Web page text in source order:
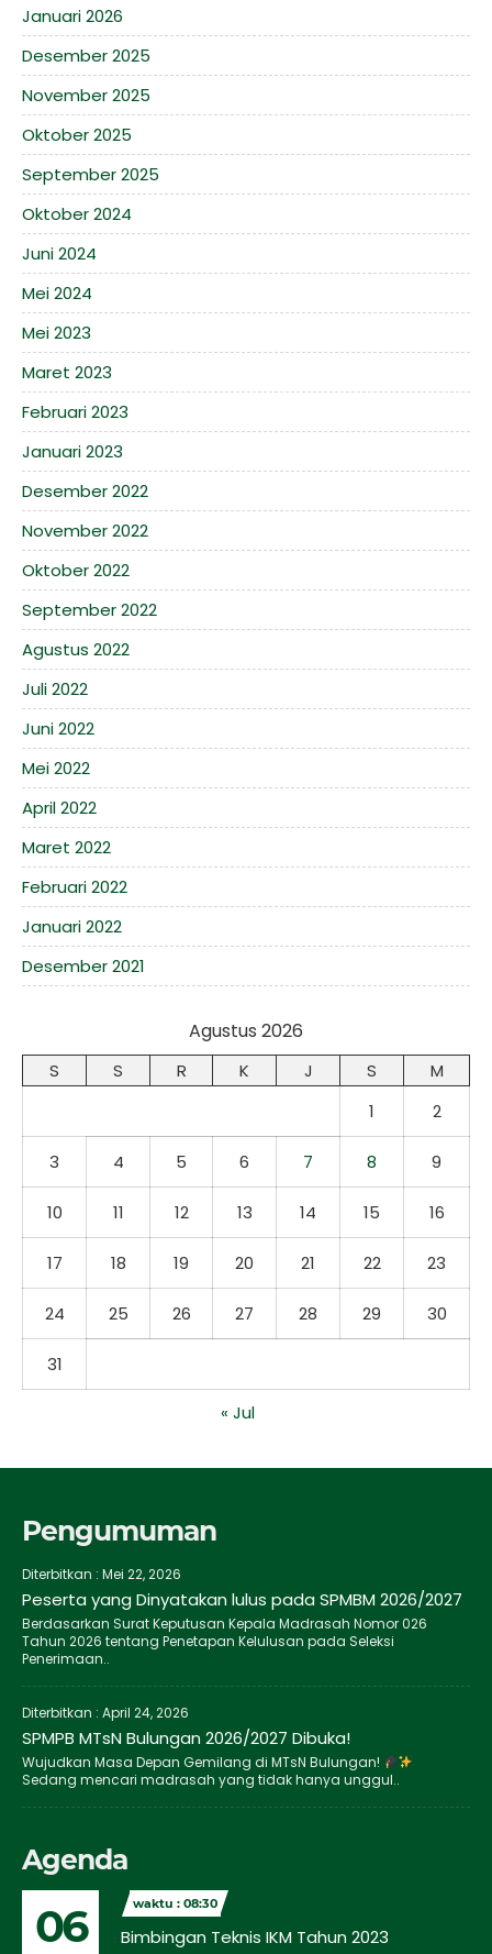
Januari 2026
Desember 2025
November 2025
Oktober 2025
September 2025
Oktober 2024
Juni 2024
Mei 2024
Mei 2023
Maret 2023
Februari 2023
Januari 2023
Desember 2022
November 2022
Oktober 2022
September 2022
Agustus 2022
Juli 2022
Juni 2022
Mei 2022
April 2022
Maret 2022
Februari 2022
Januari 2022
Desember 2021
Agustus 2026
S S R K J S
M
1
2
3 4 5 6 7 8 9
10 11 12 13 14 15 16
17 18 19 20 21 22 23
24 25 26 27 28 29 30
31
« Jul
Pengumuman
Diterbitkan : Mei 22, 2026
Peserta yang Dinyatakan lulus pada SPMBM 2026/2027
Berdasarkan Surat Keputusan Kepala Madrasah Nomor 026
Tahun 2026 tentang Penetapan Kelulusan pada Seleksi
Penerimaan..
Diterbitkan : April 24, 2026
SPMPB MTsN Bulungan 2026/2027 Dibuka!
Wujudkan Masa Depan Gemilang di MTsN Bulungan!
Sedang mencari madrasah yang tidak hanya unggul..
Agenda
06 waktu : 08:30
Bimbingan Teknis IKM Tahun 2023